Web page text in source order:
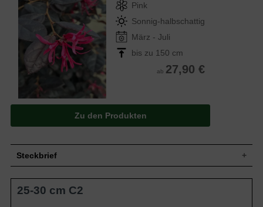
Pink
Sonnig-halbschattig
März - Juli
bis zu 150 cm
ab 27,90 €
Zu den Produkten
Steckbrief
Wuchs
Kleiner bis mittelgroßer Strauch, buschig
und dicht verzweigt, ca. 150 cm hoch und
25-30 cm C2